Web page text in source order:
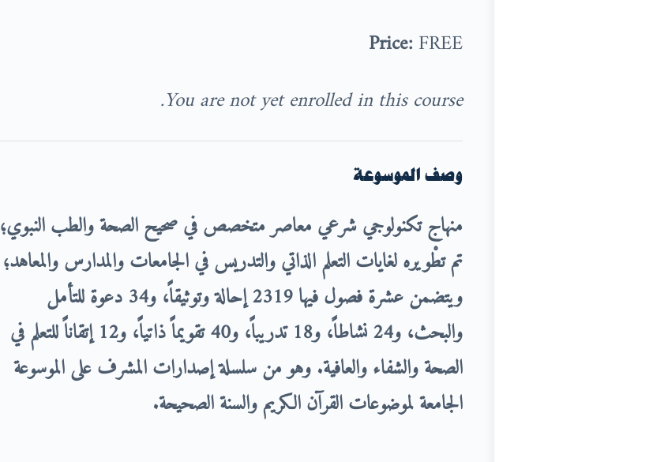
Price:FREE
You are not yet enrolled in this course.
وصف الموسوعة
منهاج تكنولوجي شرعي معاصر متخصص في صحيح الصحة والطب النبوي؛
تم تطْويره لغايات التعلم الذاتي والتدريس في الجامعات والمدارس والمعاهد؛
ويتضمن عشرة فصول فيها
2319 إحالة وتوثيقاً، و34 دعوة للتأمل
والبحث، و24 نشاطاً، و18 تدريباً، و40 تقويماً ذاتياً، و12 إتقاناً للتعلم
في
الصحة والشفاء والعافية.وهو من سلسلة إصدارات المشرف على الموسوعة
الجامعة لموضوعات القرآن الكريم والسنة الصحيحة.